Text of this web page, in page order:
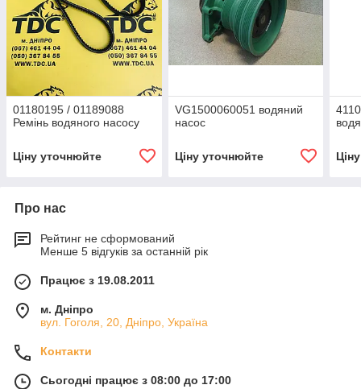
01180195 / 01189088
Ремінь водяного насосу
Ціну уточнюйте
VG1500060051 водяний
насос
Ціну уточнюйте
Про нас
Рейтинг не сформований
Менше 5 відгуків за останній рік
Працює з 19.08.2011
м. Дніпро
вул. Гоголя, 20, Дніпро, Україна
Контакти
Сьогодні працює з 08:00 до 17:00